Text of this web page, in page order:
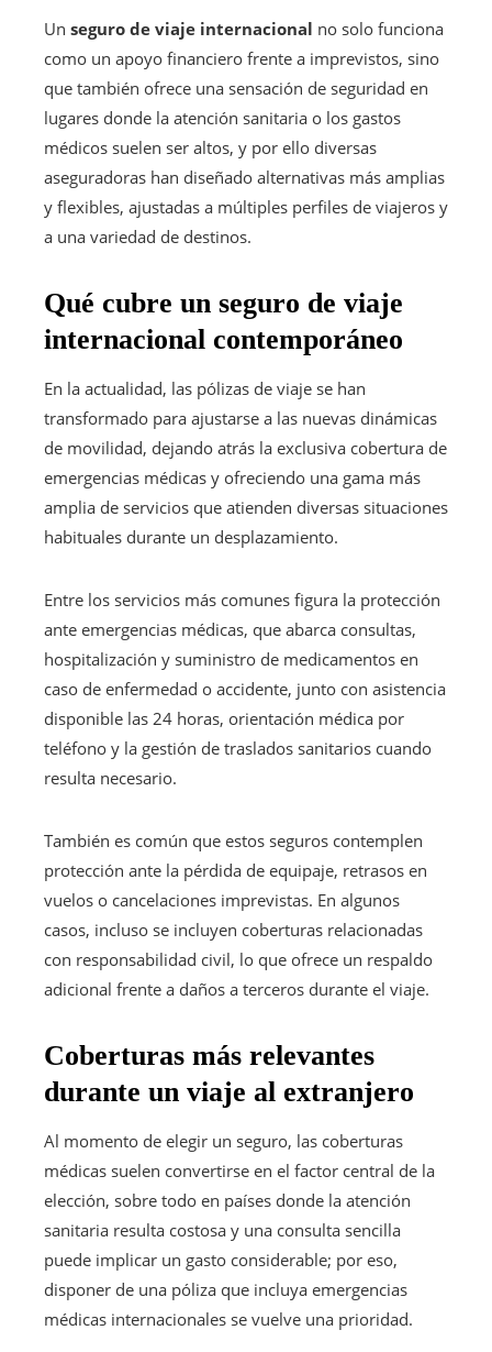
Un seguro de viaje internacional no solo funciona
como un apoyo financiero frente a imprevistos, sino
que también ofrece una sensación de seguridad en
lugares donde la atención sanitaria o los gastos
médicos suelen ser altos, y por ello diversas
aseguradoras han diseñado alternativas más amplias
y flexibles, ajustadas a múltiples perfiles de viajeros y
a una variedad de destinos.
Qué cubre un seguro de viaje
internacional contemporáneo
En la actualidad, las pólizas de viaje se han
transformado para ajustarse a las nuevas dinámicas
de movilidad, dejando atrás la exclusiva cobertura de
emergencias médicas y ofreciendo una gama más
amplia de servicios que atienden diversas situaciones
habituales durante un desplazamiento.
Entre los servicios más comunes figura la protección
ante emergencias médicas, que abarca consultas,
hospitalización y suministro de medicamentos en
caso de enfermedad o accidente, junto con asistencia
disponible las 24 horas, orientación médica por
teléfono y la gestión de traslados sanitarios cuando
resulta necesario.
También es común que estos seguros contemplen
protección ante la pérdida de equipaje, retrasos en
vuelos o cancelaciones imprevistas. En algunos
casos, incluso se incluyen coberturas relacionadas
con responsabilidad civil, lo que ofrece un respaldo
adicional frente a daños a terceros durante el viaje.
Coberturas más relevantes
durante un viaje al extranjero
Al momento de elegir un seguro, las coberturas
médicas suelen convertirse en el factor central de la
elección, sobre todo en países donde la atención
sanitaria resulta costosa y una consulta sencilla
puede implicar un gasto considerable; por eso,
disponer de una póliza que incluya emergencias
médicas internacionales se vuelve una prioridad.